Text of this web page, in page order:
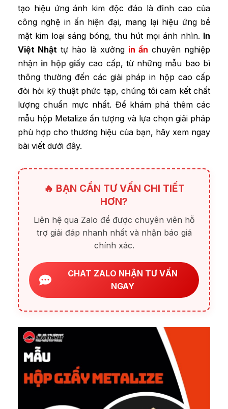
tạo hiệu ứng ánh kim độc đáo là đỉnh cao của
công nghệ in ấn hiện đại, mang lại hiệu ứng bề
mặt kim loại sáng bóng, thu hút mọi ánh nhìn. In
Việt Nhật tự hào là xưởng in ấn chuyên nghiệp
nhận in hộp giấy cao cấp, từ những mẫu bao bì
thông thường đến các giải pháp in hộp cao cấp
đòi hỏi kỹ thuật phức tạp, chúng tôi cam kết chất
lượng chuẩn mực nhất. Để khám phá thêm các
mẫu hộp Metalize ấn tượng và lựa chọn giải pháp
phù hợp cho thương hiệu của bạn, hãy xem ngay
bài viết dưới đây.
🔥 BẠN CẦN TƯ VẤN CHI TIẾT
HƠN?
Liên hệ qua Zalo để được chuyên viên hỗ
trợ giải đáp nhanh nhất và nhận báo giá
chính xác.
CHAT ZALO NHẬN TƯ VẤN
NGAY